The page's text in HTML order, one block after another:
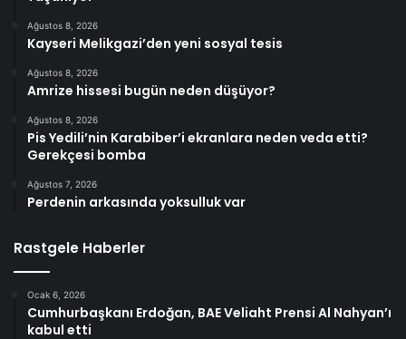
Ağustos 8, 2026
Kayseri Melikgazi’den yeni sosyal tesis
Ağustos 8, 2026
Amrize hissesi bugün neden düşüyor?
Ağustos 8, 2026
Pis Yedili’nin Karabiber’i ekranlara neden veda etti?
Gerekçesi bomba
Ağustos 7, 2026
Perdenin arkasında yoksulluk var
Rastgele Haberler
Ocak 6, 2026
Cumhurbaşkanı Erdoğan, BAE Veliaht Prensi Al Nahyan’ı
kabul etti